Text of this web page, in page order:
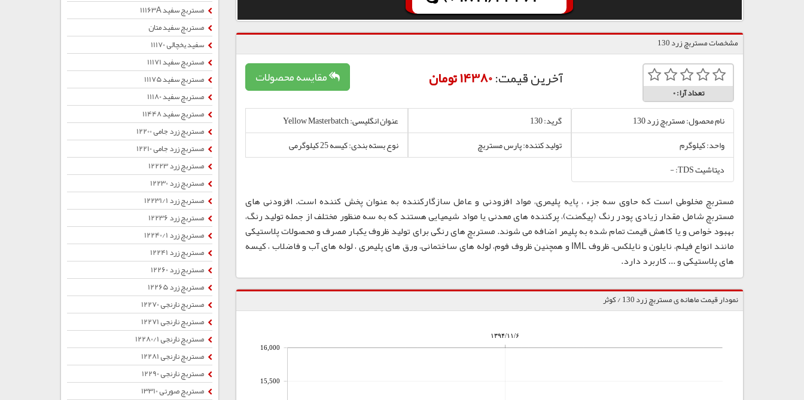
مشخصات مستربچ زرد 130
تعداد آرا:0
مقایسه محصولات آخرین قیمت:14380 تومان
نام محصول: مستربچ زرد 130 گرید: 130
عنوان انگلیسی: Yellow Masterbatch
واحد: کیلوگرم
تولید کننده: پارس مستربچ
نوع بسته بندی: کیسه 25 کیلوگرمی
دیتاشیت TDS: -
مستربچ مخلوطی است که حاوی سه جزء ، پایه پلیمری، مواد افزودنی و عامل سازگارکننده به عنوان پخش کننده است. افزودنی های
مستربچ شامل مقدار زیادی پودر رنگ (پیگمنت)، پرکننده های معدنی یا مواد شیمیایی هستند که به سه منظور مختلف از جمله تولید رنگ،
بهبود خواص و یا کاهش قیمت تمام شده به پلیمر اضافه می شوند. مستربچ های رنگی برای تولید ظروف یکبار مصرف و محصولات پلاستیکی
مانند انواع فیلم، نایلون و نایلکس، ظروف IML و همچنین ظروف فوم، لوله های ساختمانی، ورق های پلیمری ، لوله های آب و فاضلاب ، کیسه
های پلاستیکی و ... کاربرد دارد.
نمودار قیمت ماهانه ی مستربچ زرد 130 / کوثر
۱۳۹۴/۱۱/۶
15,500
16,000
مستربچ سفید 11163A
مستربچ سفید متان
سفید یخچالی 11170
مستربچ سفید 11171
مستربچ سفید 11175
مستربچ سفید 11180
مستربچ سفید 11448
مستربچ زرد جامی 12200
مستربچ زرد جامی 12210
مستربچ زرد 12223
مستربچ زرد 12230
مستربچ زرد 12231/1
مستربچ زرد 12236
مستربچ زرد 12240/1
مستربچ زرد 12241
مستربچ زرد 12260
مستربچ زرد 12265
مستربچ نارنجی 12270
مستربچ نارنجی 12271
مستربچ نارنجی 12280/1
مستربچ نارنجی 12281
مستربچ نارنجی 12290
مستربچ صورتی 13310